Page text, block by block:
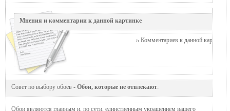
Мнения и комментарии к данной картинке
Комментариев к данной картинке
Совет по выбору обоев - Обои, которые не отвлекают:
Обои являются главным и, по сути, единственным украшением вашего